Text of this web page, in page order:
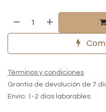
Términos y condiciones
Grantía de devolución de 7
Envío: 1-2 días laborables